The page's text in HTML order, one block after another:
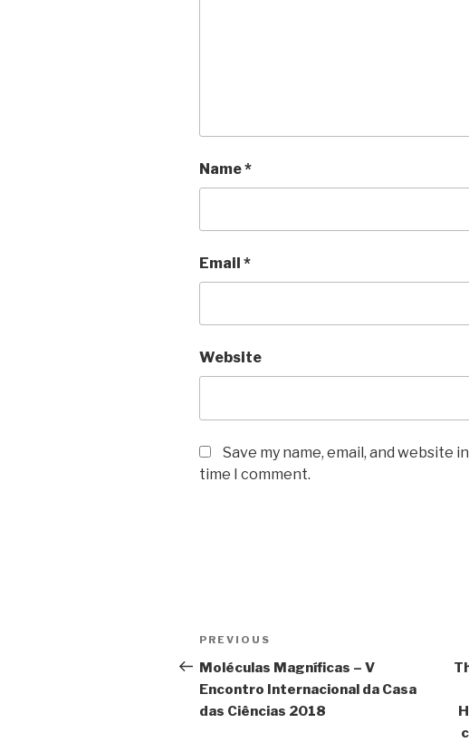
Name*
Email *
Website
Save my name, email, and website
time I comment.
Post
navigation
Previous
Post
PREVIOUS
Moléculas Magníficas – V
Encontro Internacional da Casa
das Ciências 2018